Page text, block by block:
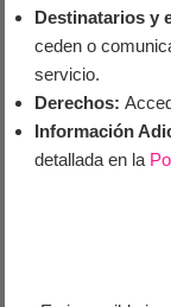
Destinatarios y
ceden o
servicio.
Derechos:
Información
detallada en la